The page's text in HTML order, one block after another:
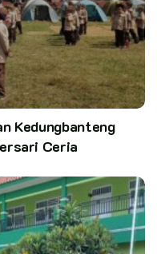
Kedungbanteng
Ceria